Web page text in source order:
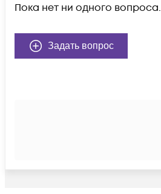
Пока нет ни одного вопроса.
Задать вопрос